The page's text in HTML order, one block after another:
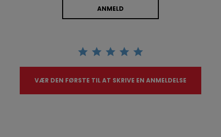
ANMELD
VÆR DEN FØRSTE TIL AT SKRIVE EN ANMELDELSE